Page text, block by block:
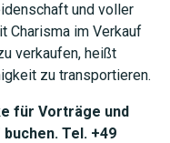
und voller
Charisma im Verkauf
verkaufen, heißt
zu transportieren.
für Vorträge und
buchen. Tel. +49